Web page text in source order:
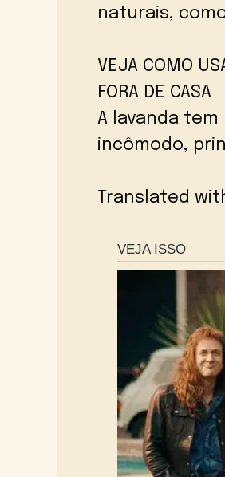
naturais,
VEJA COMO
FORA DE CASA
A lavanda
incômodo,
Translated